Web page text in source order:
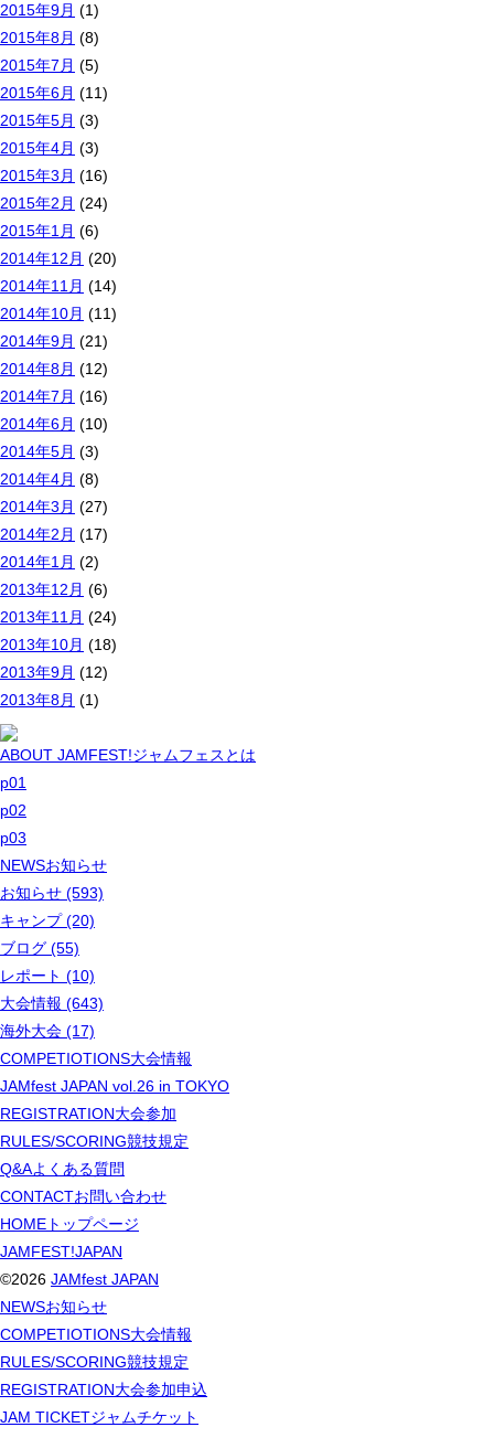
2015年9月 (1)
2015年8月 (8)
2015年7月 (5)
2015年6月 (11)
2015年5月 (3)
2015年4月 (3)
2015年3月 (16)
2015年2月 (24)
2015年1月 (6)
2014年12月 (20)
2014年11月 (14)
2014年10月 (11)
2014年9月 (21)
2014年8月 (12)
2014年7月 (16)
2014年6月 (10)
2014年5月 (3)
2014年4月 (8)
2014年3月 (27)
2014年2月 (17)
2014年1月 (2)
2013年12月 (6)
2013年11月 (24)
2013年10月 (18)
2013年9月 (12)
2013年8月 (1)
ABOUT JAMFEST!ジャムフェスとは
p01
p02
p03
NEWSお知らせ
お知らせ (593)
キャンプ (20)
ブログ (55)
レポート (10)
大会情報 (643)
海外大会 (17)
COMPETIOTIONS大会情報
JAMfest JAPAN vol.26 in TOKYO
REGISTRATION大会参加
RULES/SCORING競技規定
Q&Aよくある質問
CONTACTお問い合わせ
HOME トップページ
JAMFEST!JAPAN
©2026 JAMfest JAPAN
NEWSお知らせ
COMPETIOTIONS大会情報
RULES/SCORING競技規定
REGISTRATION大会参加申込
JAM TICKETジャムチケット